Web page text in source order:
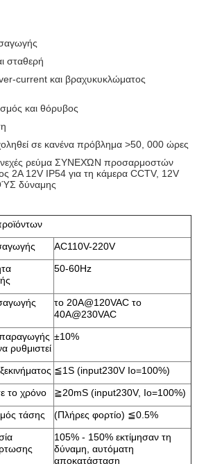
σταθερή
current και βραχυκυκλώματος
και θόρυβος
σε κανένα πρόβλημα >50, 000 ώρες
ρεύμα ΣΥΝΕΧΏΝ προσαρμοστών
2A 12V IP54 για τη κάμερα CCTV, 12V
δύναμης
AC110V-220V
50-60Hz
το 20A@120VAC το
40A@230VAC
ρυθμιστεί
±10%
≦1S (input230V Io=100%)
το χρόνο
≧20mS (input230V, Io=100%)
τάσης
(Πλήρες φορτίο) ≦0.5%
105% - 150% εκτίμησαν τη
δύναμη, αυτόματη
αποκατάσταση